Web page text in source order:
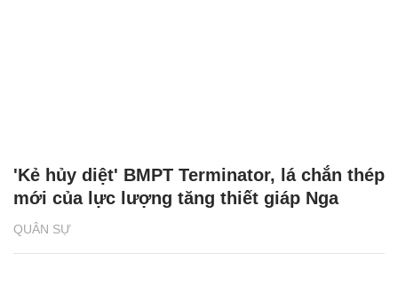
QUÂN SỰ
'Kẻ hủy diệt' BMPT Terminator, lá chắn thép
mới của lực lượng tăng thiết giáp Nga